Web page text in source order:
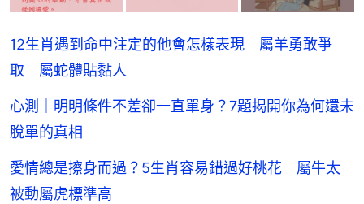
12生肖遇到命中注定的他會怎樣表現 屬羊勇敢爭
取 屬蛇體貼黏人
心測｜明明條件不差卻一直單身？7題揭開你為何還未
脫單的真相
愛情總是擦身而過？5生肖容易錯過好桃花 屬牛太
被動屬虎標準高